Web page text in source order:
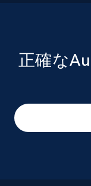
カーの地域チー
は、構造化され
ルを監視し、ブ
跡し、ブカレス
たがっており、
ルーマニア市場
どのように変化
サーチャーは、
て、ハイブリッ
正確な